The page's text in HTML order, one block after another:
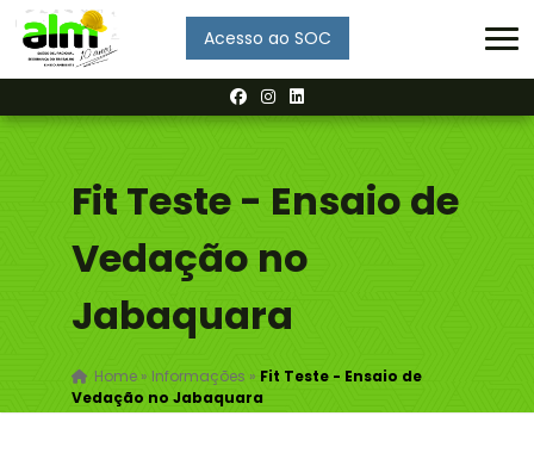
Acesso ao SOC
Fit Teste - Ensaio de
Vedação no
Jabaquara
Home» Informações » Fit Teste - Ensaio de
Vedação no Jabaquara
Enviar